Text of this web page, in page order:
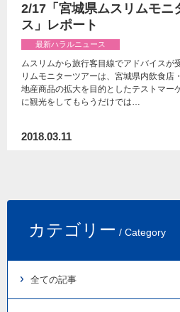
2/17「宮城県ムスリムモニ
ス」レポート
最新ハラルニュース
ムスリムから旅行客目線でアドバイスが
リムモニターツアーは、宮城県内飲食店
地産商品の拡大を目的としたテストマー
に観光をしてもらうだけでは…
2018.03.11
カテゴリー / Category
全ての記事